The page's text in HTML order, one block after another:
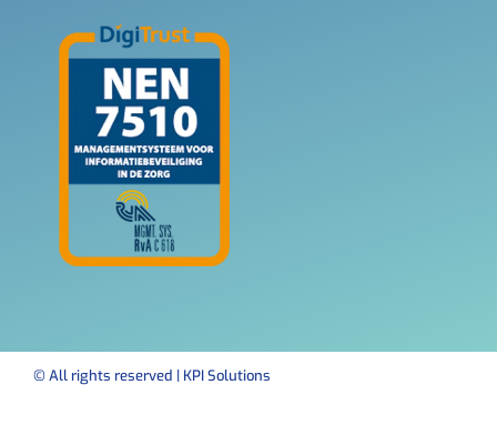
© All rights reserved | KPI Solutions